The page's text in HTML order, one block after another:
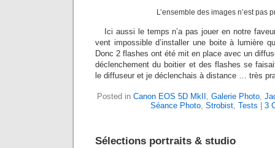
L’ensemble des images n’est pas
Ici aussi le temps n’a pas jouer en notre
vent impossible d’installer une boite à lumière
Donc 2 flashes ont été mit en place avec un
déclenchement du boitier et des flashes se
le diffuseur et je déclenchais à distance … très
Posted in Canon EOS 5D MkII , Galerie Photo,
Séance Photo, Strobist, Tests 3
Sélections portraits & studio